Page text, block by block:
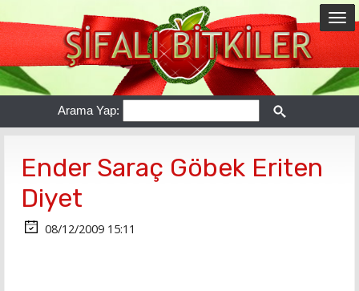
Arama Yap:
Ender Saraç Göbek Eriten
Diyet
08/12/2009 15:11